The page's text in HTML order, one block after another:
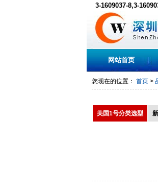
3-1609037-8,3-
现货,PDF下载
网站首页
您现在的位置： 首页 >
美国1号分类选型